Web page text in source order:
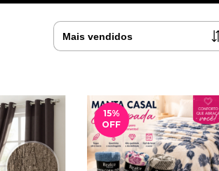
15%
OFF